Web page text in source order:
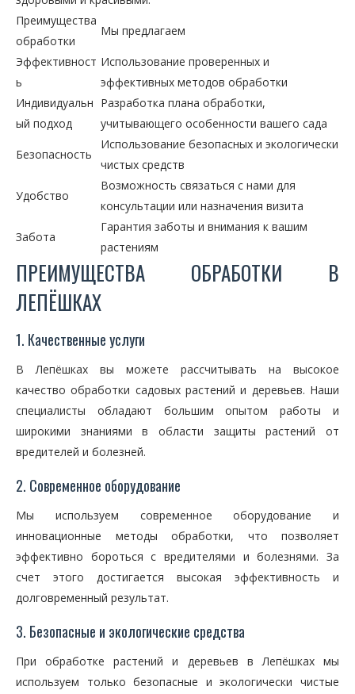
Преимущества
обработки
Мы предлагаем
Эффективност
ь
Использование проверенных и
эффективных методов обработки
Индивидуальн
ый подход
Разработка плана обработки,
учитывающего особенности вашего сада
Безопасность
Использование безопасных и экологически
чистых средств
Удобство
Возможность связаться с нами для
консультации или назначения визита
Забота
Гарантия заботы и внимания к вашим
растениям
ПРЕИМУЩЕСТВА ОБРАБОТКИ В
ЛЕПЁШКАХ
1. Качественные услуги
В Лепёшках вы можете рассчитывать на высокое
качество обработки садовых растений и деревьев. Наши
специалисты обладают большим опытом работы и
широкими знаниями в области защиты растений от
вредителей и болезней.
2. Современное оборудование
Мы используем современное оборудование и
инновационные методы обработки, что позволяет
эффективно бороться с вредителями и болезнями. За
счет этого достигается высокая эффективность и
долговременный результат.
3. Безопасные и экологические средства
При обработке растений и деревьев в Лепёшках мы
используем только безопасные и экологически чистые